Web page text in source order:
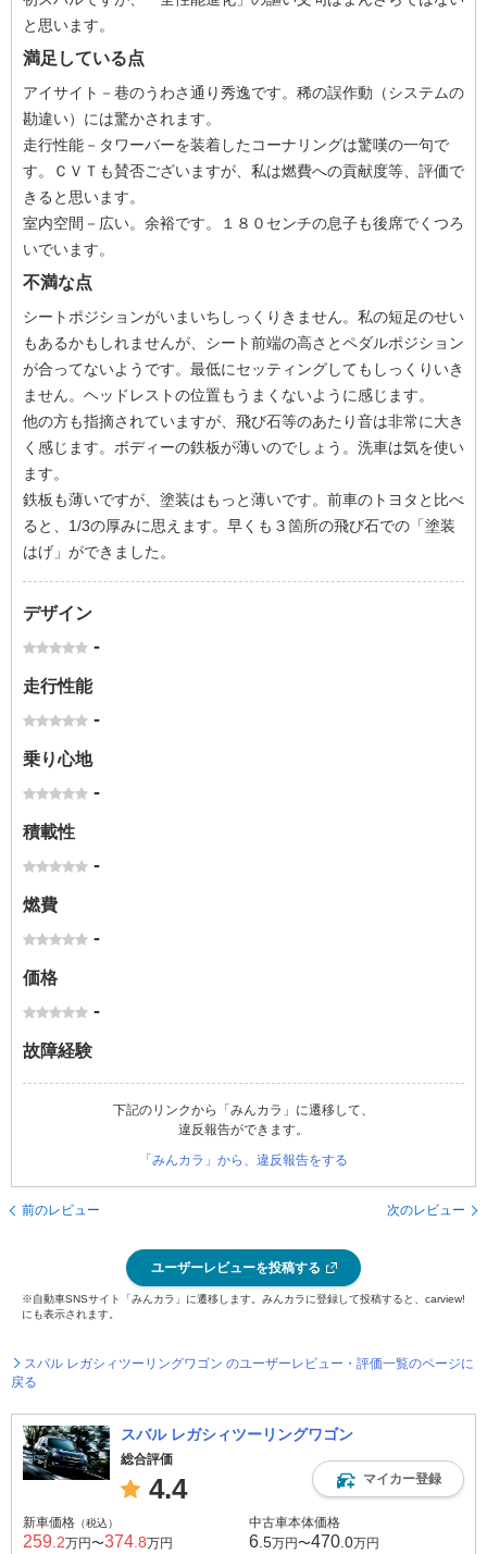
と思います。
満足している点
アイサイト－巷のうわさ通り秀逸です。稀の誤作動（システムの
勘違い）には驚かされます。
走行性能－タワーバーを装着したコーナリングは驚嘆の一句で
す。ＣＶＴも賛否ございますが、私は燃費への貢献度等、評価で
きると思います。
室内空間－広い。余裕です。１８０センチの息子も後席でくつろ
いでいます。
不満な点
シートポジションがいまいちしっくりきません。私の短足のせい
もあるかもしれませんが、シート前端の高さとペダルポジション
が合ってないようです。最低にセッティングしてもしっくりいき
ません。ヘッドレストの位置もうまくないように感じます。
他の方も指摘されていますが、飛び石等のあたり音は非常に大き
く感じます。ボディーの鉄板が薄いのでしょう。洗車は気を使い
ます。
鉄板も薄いですが、塗装はもっと薄いです。前車のトヨタと比べ
ると、1/3の厚みに思えます。早くも３箇所の飛び石での「塗装
はげ」ができました。
デザイン
-
走行性能
-
乗り心地
-
積載性
-
燃費
-
価格
-
故障経験
下記のリンクから「みんカラ」に遷移して、
違反報告ができます。
「みんカラ」から、違反報告をする
前のレビュー 次のレビュー
ユーザーレビューを投稿する
※自動車SNSサイト「みんカラ」に遷移します。みんカラに登録して投稿すると、carview!
にも表示されます。
スバル レガシィツーリングワゴン のユーザーレビュー・評価一覧のページに
戻る
スバル レガシィツーリングワゴン
総合評価
4.4 マイカー登録
新車価格 （税込）
259 .2万円〜374 .8万円
中古車本体価格
6 .5万円〜470 .0万円